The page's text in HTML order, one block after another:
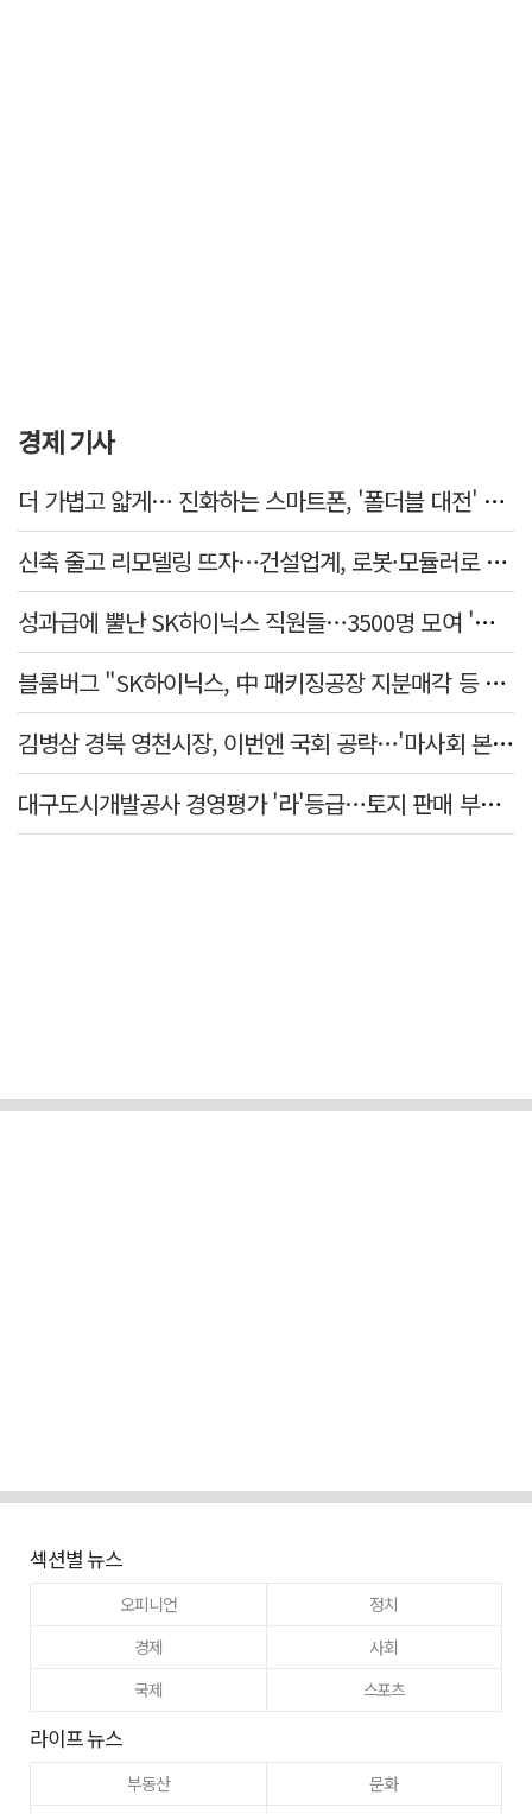
경제 기사
더 가볍고 얇게… 진화하는 스마트폰, '폴더블 대전' 열린다
신축 줄고 리모델링 뜨자…건설업계, 로봇·모듈러로 방향 튼다
성과급에 뿔난 SK하이닉스 직원들…3500명 모여 '새 노조' 만든다
블룸버그 "SK하이닉스, 中 패키징공장 지분매각 등 검토"
김병삼 경북 영천시장, 이번엔 국회 공략…'마사회 본사 이전·광역교통망 확충' 요청
대구도시개발공사 경영평가 '라'등급…토지 판매 부진에 1년 만에 두 단계 '뚝'
섹션별 뉴스
오피니언
정치
경제
사회
국제
스포츠
라이프 뉴스
부동산 문화